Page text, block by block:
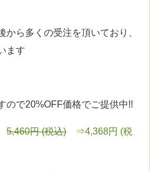
ら多くの受注を頂いており、
ます
ので20%OFF価格でご提供中!!
5,460円 (税込) ⇒4,368円 (税